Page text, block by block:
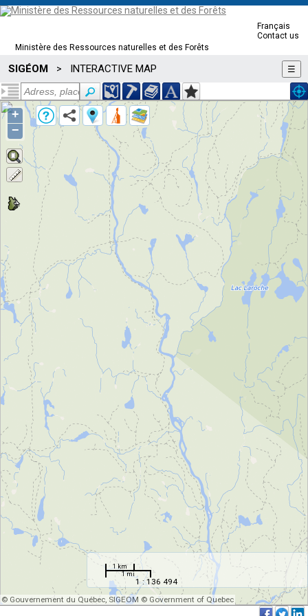
Ministère des Ressources naturelles et des Forêts
Français
Contact us
SIGÉOM > INTERACTIVE MAP ☰
1 km
1 mi
1 : 136 494
© Gouvernement du Québec, SIGEOM © Government of Quebec
+
−